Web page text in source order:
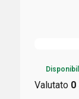
Valutato 0